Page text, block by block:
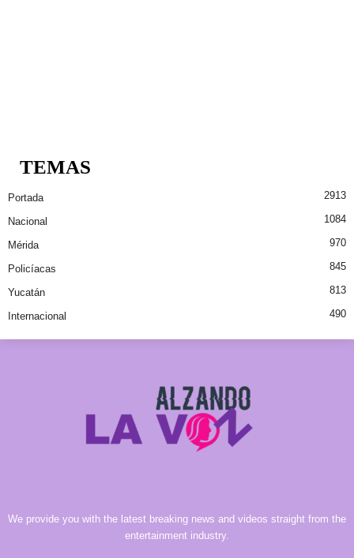
TEMAS
Portada 2913
Nacional 1084
Mérida 970
Policíacas 845
Yucatán 813
Internacional 490
We provide you with the latest breaking news and videos straight from the
entertainment industry.